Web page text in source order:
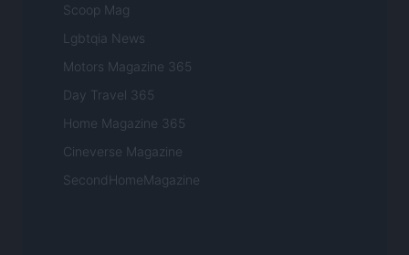
Scoop Mag
Lgbtqia News
Motors Magazine 365
Day Travel 365
Home Magazine 365
Cineverse Magazine
SecondHomeMagazine